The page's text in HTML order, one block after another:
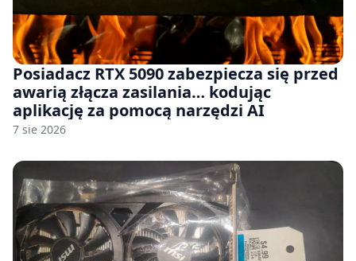
Posiadacz RTX 5090 zabezpiecza się przed
awarią złącza zasilania… kodując
aplikację za pomocą narzędzi AI
7 sie 2026